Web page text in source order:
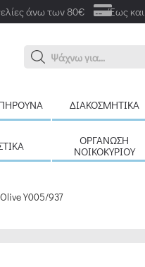
άνω των 80€ Έως και
Αναζήτ
ΔΙΑΚΟΣΜΗΤΙΚΆ
ΟΡΓΆΝΩΣΗ
ΝΟΙΚΟΚΥΡΙΟΎ
Y005/937